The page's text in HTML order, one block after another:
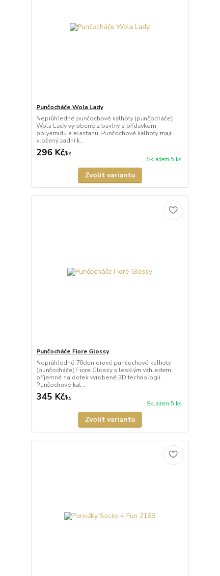
Punčocháče Wola Lady
Neprůhledné punčochové kalhoty (punčocháče)
Wola Lady vyrobené z bavlny s přídavkem
polyamidu a elastanu. Punčochové kalhoty mají
vložený zadní k...
296 Kč/ks
Skladem 5 ks
Zvolit variantu
Punčocháče Fiore Glossy
Neprůhledné 70denierové punčochové kalhoty
(punčocháče) Fiore Glossy s lesklým vzhledem
příjemné na dotek vyrobené 3D technologií.
Punčochové kal...
345 Kč/ks
Skladem 5 ks
Zvolit variantu